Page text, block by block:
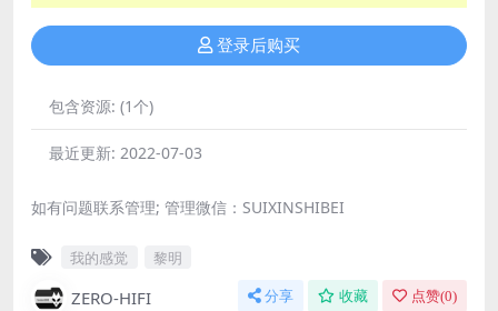
登录后购买
包含资源: (1个)
最近更新: 2022-07-03
如有问题联系管理; 管理微信：SUIXINSHIBEI
我的感觉 黎明
ZERO-HIFI 分享 收藏 点赞(0)